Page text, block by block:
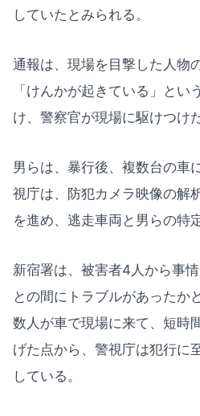
していたとみられる。
通報は、現場を目撃した人物
「けんかが起きている」とい
け、警察官が現場に駆けつけた
男らは、暴行後、複数台の車
視庁は、防犯カメラ映像の解
を進め、逃走車両と男らの特
新宿署は、被害者4人から事
との間にトラブルがあったか
数人が車で現場に来て、短時
げた点から、警視庁は犯行に
している。